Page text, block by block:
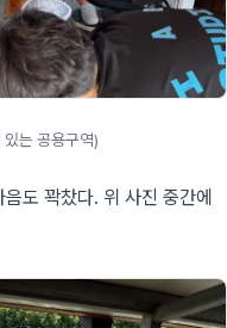
는 공용구역)
도 꽉찼다. 위 사진 중간에